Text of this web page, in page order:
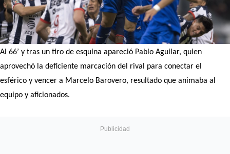
Al 66’ y tras un tiro de esquina apareció Pablo Aguilar, quien
aprovechó la deficiente marcación del rival para conectar el
esférico y vencer a Marcelo Barovero, resultado que animaba al
equipo y aficionados.